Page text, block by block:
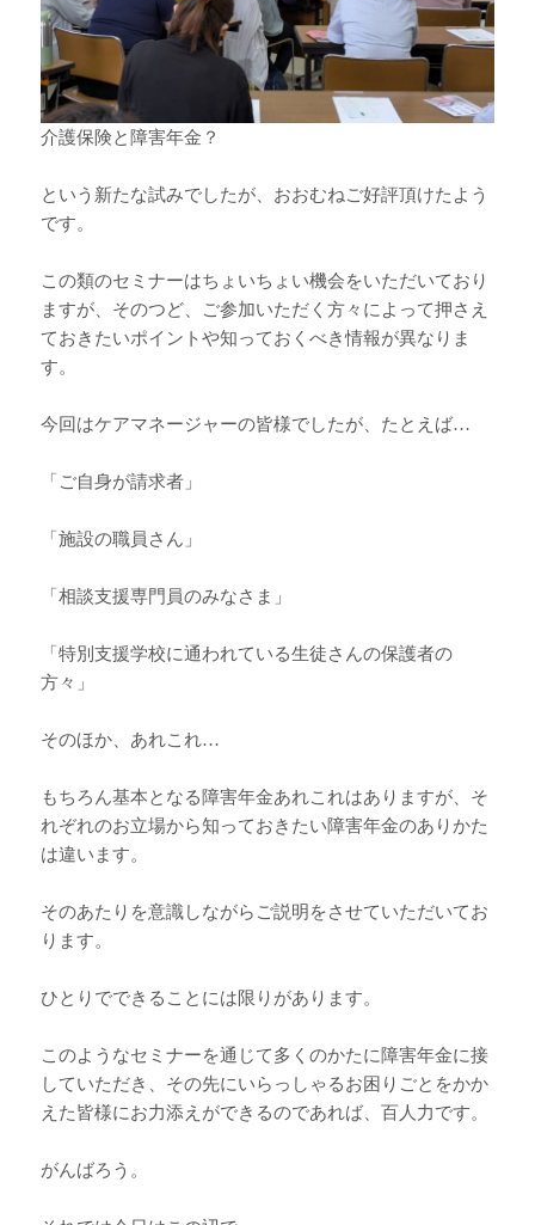
介護保険と障害年金？
という新たな試みでしたが、おおむねご好評頂けたよう
です。
この類のセミナーはちょいちょい機会をいただいており
ますが、そのつど、ご参加いただく方々によって押さえ
ておきたいポイントや知っておくべき情報が異なりま
す。
今回はケアマネージャーの皆様でしたが、たとえば…
「ご自身が請求者」
「施設の職員さん」
「相談支援専門員のみなさま」
「特別支援学校に通われている生徒さんの保護者の
方々」
そのほか、あれこれ…
もちろん基本となる障害年金あれこれはありますが、そ
れぞれのお立場から知っておきたい障害年金のありかた
は違います。
そのあたりを意識しながらご説明をさせていただいてお
ります。
ひとりでできることには限りがあります。
このようなセミナーを通じて多くのかたに障害年金に接
していただき、その先にいらっしゃるお困りごとをかか
えた皆様にお力添えができるのであれば、百人力です。
がんばろう。